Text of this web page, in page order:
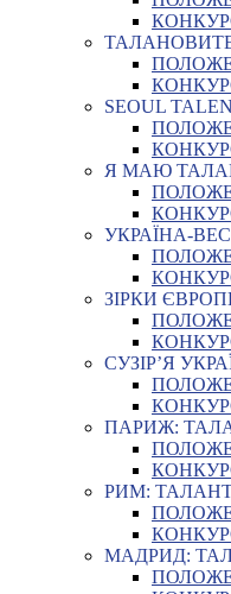
SEOUL
Я МАЮ
УКРАЇНА-
ЗІРКИ
СУЗІР’Я
ПАРИЖ:
РИМ:
МАДРИД: